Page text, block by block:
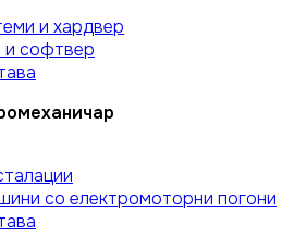
и хардвер
софтвер
со електромоторни погони